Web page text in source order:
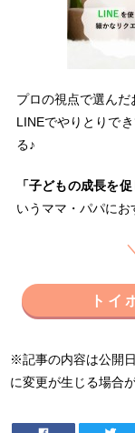
プロの視点で選んだ
LINEでやりとりで
る♪
「子どもの成長を
いうママ・パパにお
トイ
※記事の内容は公開
に変更が生じる場合